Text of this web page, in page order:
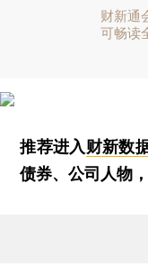
财新通
可畅读
推荐进入财新数
债券、公司人物